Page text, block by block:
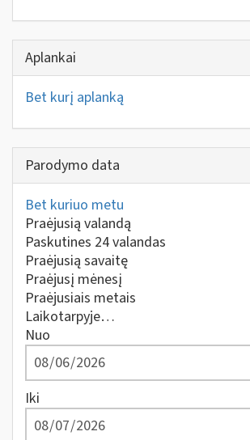
Aplankai
Bet kurį aplanką
Parodymo data
Bet kuriuo metu
Praėjusią valandą
Paskutines 24 valandas
Praėjusią savaitę
Praėjusį mėnesį
Praėjusiais metais
Laikotarpyje…
Nuo
Iki